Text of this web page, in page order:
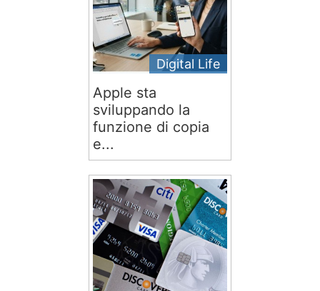
Digital Life
Apple sta
sviluppando la
funzione di copia
e...